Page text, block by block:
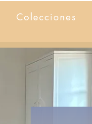
Colecciones